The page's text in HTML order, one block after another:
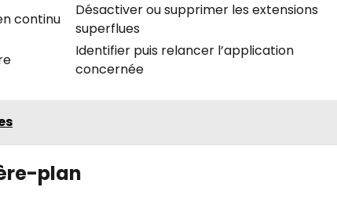
continu
Désactiver ou supprimer les extensions
superflues
Identifier puis relancer l’application
concernée
plan